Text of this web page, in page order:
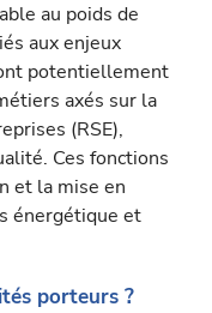
au poids de
aux enjeux
potentiellement
axés sur la
(RSE),
Ces fonctions
et la mise en
énergétique et
porteurs ?